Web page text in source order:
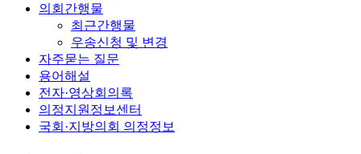
의회간행물
최근간행물
우송신청 및 변경
자주묻는 질문
용어해설
전자·영상회의록
의정지원정보센터
국회·지방의회 의정정보